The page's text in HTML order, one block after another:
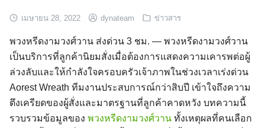
เมษายน 28, 2022 dynateam ข่าวสาร
พวงหรีดงามวงศ์วาน ส่งด่วน 3 ชม. — พวงหรีดงามวงศ์วาน
เป็นบริการที่ลูกค้านิยมสั่งเมื่อต้องการแสดงความเคารพต่อผู้
ล่วงลับและให้กำลังใจครอบครัวเจ้าภาพในช่วงเวลาเร่งด่วน
Aorest Wreath ทีมงานประสบการณ์กว่าสิบปี เข้าใจถึงความ
ตึงเครียดของผู้สั่งและมาตรฐานที่ลูกค้าคาดหวัง บทความนี้
รวบรวมข้อมูลของ พวงหรีดงามวงศ์วาน ทั้งเหตุผลที่คนเลือก